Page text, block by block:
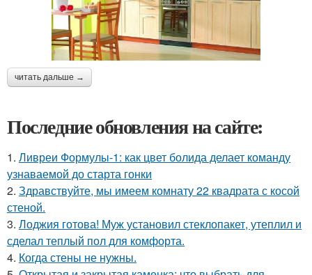
читать дальше →
Последние обновления на сайте:
1. Ливреи Формулы-1: как цвет болида делает команду
узнаваемой до старта гонки
2. Здравствуйте, мы имеем комнату 22 квадрата с косой
стеной.
3. Лоджия готова! Муж установил стеклопакет, утеплил и
сделал теплый пол для комфорта.
4. Когда стены не нужны.